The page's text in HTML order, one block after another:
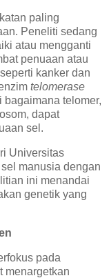
paling
Peneliti sedang
atau mengganti
penuaan atau
kanker dan
telomerase
telomer,
dapat
sel.
Universitas
manusia dengan
ini menandai
genetik yang
pada
menargetkan